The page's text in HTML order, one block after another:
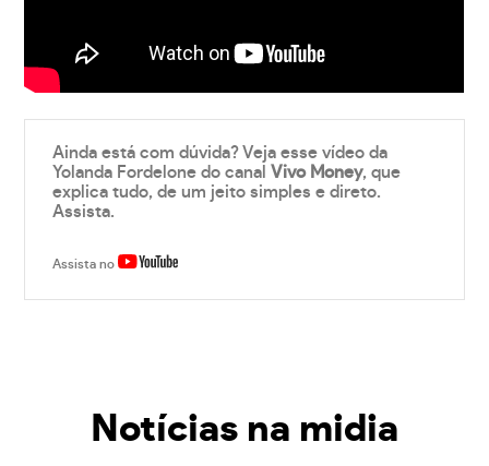
Ainda está com dúvida? Veja esse vídeo da
Yolanda Fordelone do canalVivo Money, que
explica tudo, de um jeito simples e direto.
Assista.
Assista no
Notícias na midia